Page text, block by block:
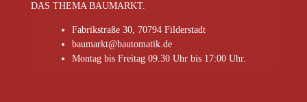
DAS THEMA BAUMARKT.
Fabrikstraße 30, 70794 Filderstadt
baumarkt@bautomatik.de
Montag bis Freitag 09.30 Uhr bis 17:00 Uhr.